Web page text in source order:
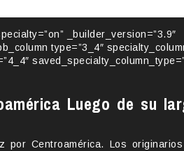
_builder_version=”3.9″
type=”3_4″
Luego de su
Centroamérica. Los